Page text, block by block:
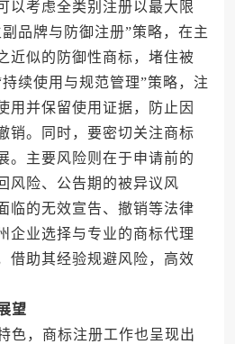
以考虑全类别注册以最大限
品牌与防御注册”策略，在主
近似的防御性商标，堵住被
续使用与规范管理”策略，注
用并保留使用证据，防止因
销。同时，要密切关注商标
。主要风险则在于申请前的
风险、公告期的被异议风
临的无效宣告、撤销等法律
企业选择与专业的商标代理
借助其经验规避风险，高效
望
，商标注册工作也呈现出